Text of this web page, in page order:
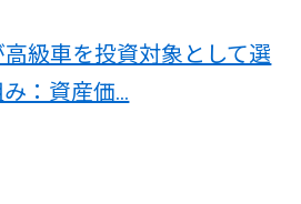
高級車を投資対象として選
：資産価…